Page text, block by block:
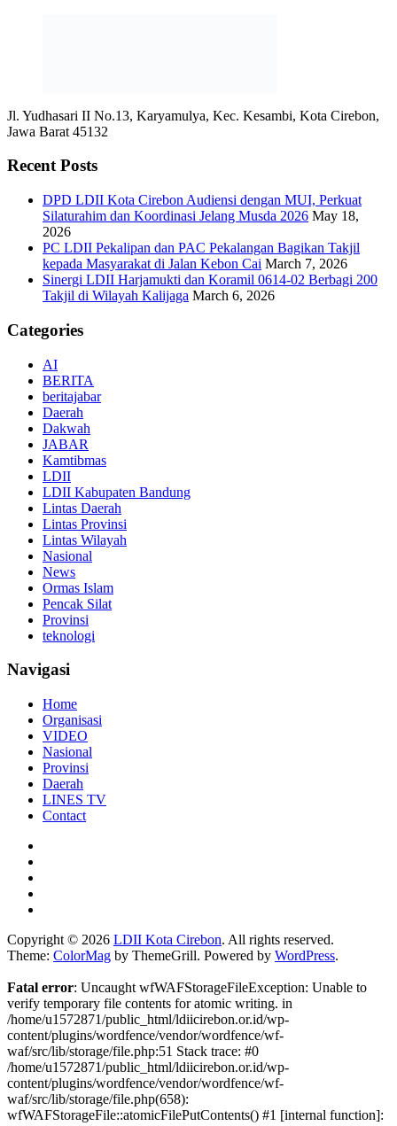
Jl. Yudhasari II No.13, Karyamulya, Kec. Kesambi, Kota Cirebon,
Jawa Barat 45132
Recent Posts
DPD LDII Kota Cirebon Audiensi dengan MUI, Perkuat
Silaturahim dan Koordinasi Jelang Musda 2026 May 18,
2026
PC LDII Pekalipan dan PAC Pekalangan Bagikan Takjil
kepada Masyarakat di Jalan Kebon Cai March 7, 2026
Sinergi LDII Harjamukti dan Koramil 0614-02 Berbagi 200
Takjil di Wilayah Kalijaga March 6, 2026
Categories
AI
BERITA
beritajabar
Daerah
Dakwah
JABAR
Kamtibmas
LDII
LDII Kabupaten Bandung
Lintas Daerah
Lintas Provinsi
Lintas Wilayah
Nasional
News
Ormas Islam
Pencak Silat
Provinsi
teknologi
Navigasi
Home
Organisasi
VIDEO
Nasional
Provinsi
Daerah
LINES TV
Contact
Copyright © 2026 LDII Kota Cirebon. All rights reserved.
Theme: ColorMag by ThemeGrill. Powered by WordPress.
Fatal error: Uncaught wfWAFStorageFileException: Unable to
verify temporary file contents for atomic writing. in
/home/u1572871/public_html/ldiicirebon.or.id/wp-
content/plugins/wordfence/vendor/wordfence/wf-
waf/src/lib/storage/file.php:51 Stack trace: #0
/home/u1572871/public_html/ldiicirebon.or.id/wp-
content/plugins/wordfence/vendor/wordfence/wf-
waf/src/lib/storage/file.php(658):
wfWAFStorageFile::atomicFilePutContents() #1 [internal function]: